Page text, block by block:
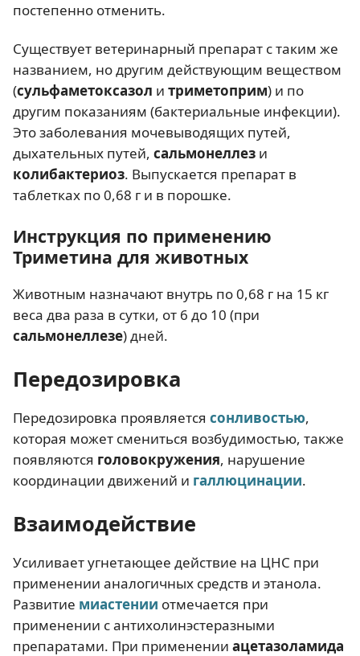
постепенно отменить.
Существует ветеринарный препарат с таким же
названием, но другим действующим веществом
(сульфаметоксазол и триметоприм) и по
другим показаниям (бактериальные инфекции).
Это заболевания мочевыводящих путей,
дыхательных путей, сальмонеллез и
колибактериоз. Выпускается препарат в
таблетках по 0,68 г и в порошке.
Инструкция по применению
Триметина для животных
Животным назначают внутрь по 0,68 г на 15 кг
веса два раза в сутки, от 6 до 10 (при
сальмонеллезе) дней.
Передозировка
Передозировка проявляется сонливостью,
которая может смениться возбудимостью, также
появляются головокружения, нарушение
координации движений и галлюцинации.
Взаимодействие
Усиливает угнетающее действие на ЦНС при
применении аналогичных средств и этанола.
Развитие миастении отмечается при
применении с антихолинэстеразными
препаратами. При применении ацетазоламида